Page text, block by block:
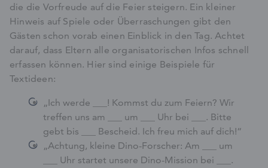
die die Vorfreude auf die Feier steigern. Ein kleiner
Hinweis auf Spiele oder Überraschungen gibt den
Gästen schon vorab einen Einblick in den Tag. Achtet
darauf, dass Eltern alle organisatorischen Infos schnell
erfassen können. Hier sind einige Beispiele für
Textideen:
„Ich werde ___! Kommst du zum Feiern? Wir
treffen uns am ___ um ___ Uhr bei ___. Bitte
gebt bis ___ Bescheid. Ich freu mich auf dich!“
„Achtung, kleine Dino-Forscher: Am ___ um
___ Uhr startet unsere Dino-Mission bei ___.